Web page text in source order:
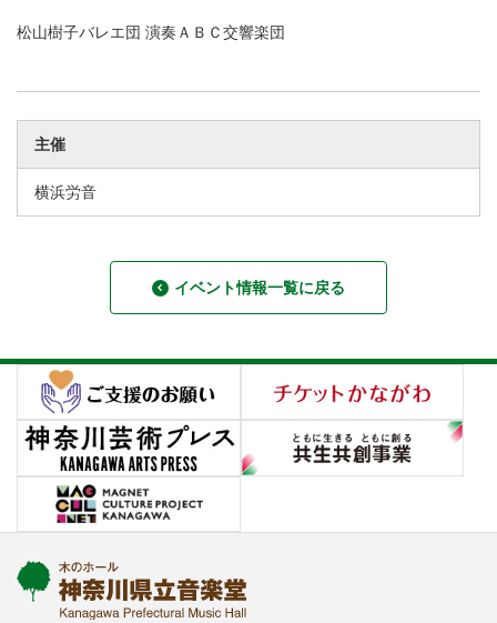
松山樹子バレエ団 演奏ＡＢＣ交響楽団
主催
横浜労音
イベント情報一覧に戻る